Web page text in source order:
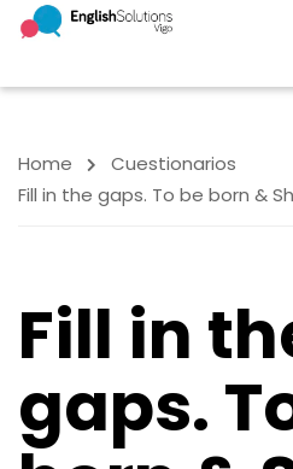
Home
Cuestionarios
Fill in the gaps. To be born &
Fill in
gaps.